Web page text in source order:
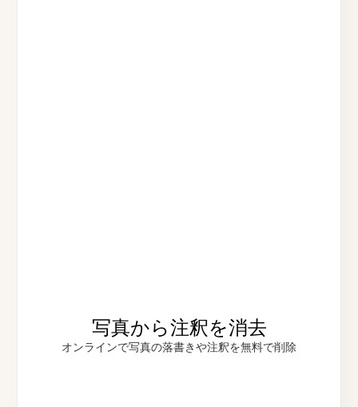
写真から注釈を消去
オンラインで写真の落書きや注釈を無料で削除